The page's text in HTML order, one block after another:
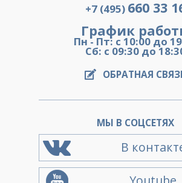
+7 (495) 660 33
График
Пн - Пт: с 10:00 до
Сб: с 09:30 до
ОБРАТНАЯ
МЫ В СОЦСЕТЯХ
В